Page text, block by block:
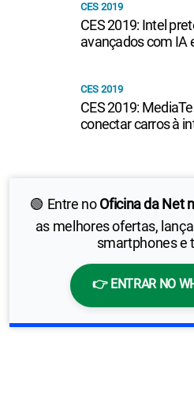
🟢 Entre noOficina da Net
as melhores ofertas,
smartphones e
👉 ENTRAR NO
CES 2019
CES 2019: Intel
avançados com IA
CES 2019
CES 2019:
conectar carros à